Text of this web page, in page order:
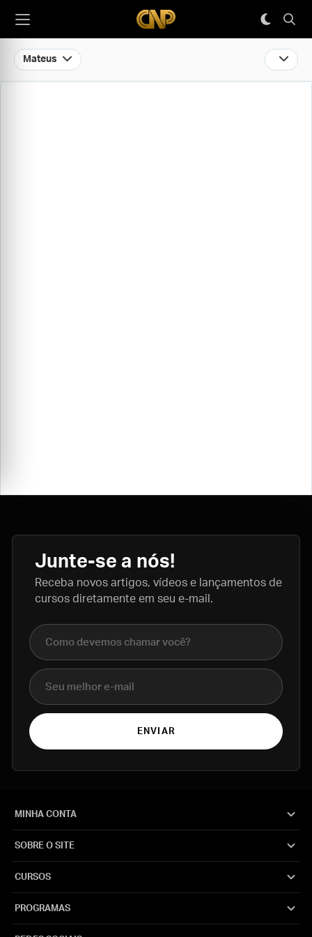
Mateus
Junte-se a nós!
Receba novos artigos, vídeos e lançamentos de
cursos diretamente em seu e-mail.
Nome completo
E-mail
ENVIAR
MINHA CONTA
SOBRE O SITE
CURSOS
PROGRAMAS